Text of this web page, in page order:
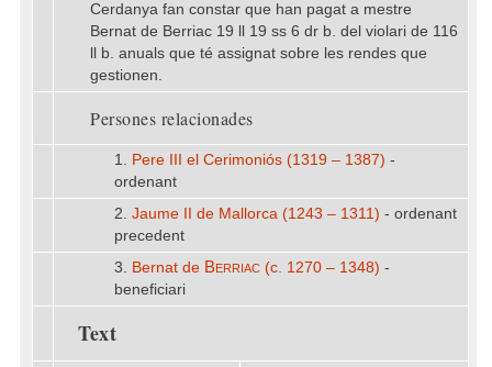
Cerdanya fan constar que han pagat a mestre
Bernat de Berriac 19 ll 19 ss 6 dr b. del violari de 116
ll b. anuals que té assignat sobre les rendes que
gestionen.
Persones relacionades
1. Pere III el Cerimoniós (1319 – 1387) -
ordenant
2. Jaume II de Mallorca (1243 – 1311) - ordenant
precedent
3. Bernat de Berriac (c. 1270 – 1348) -
beneficiari
Text